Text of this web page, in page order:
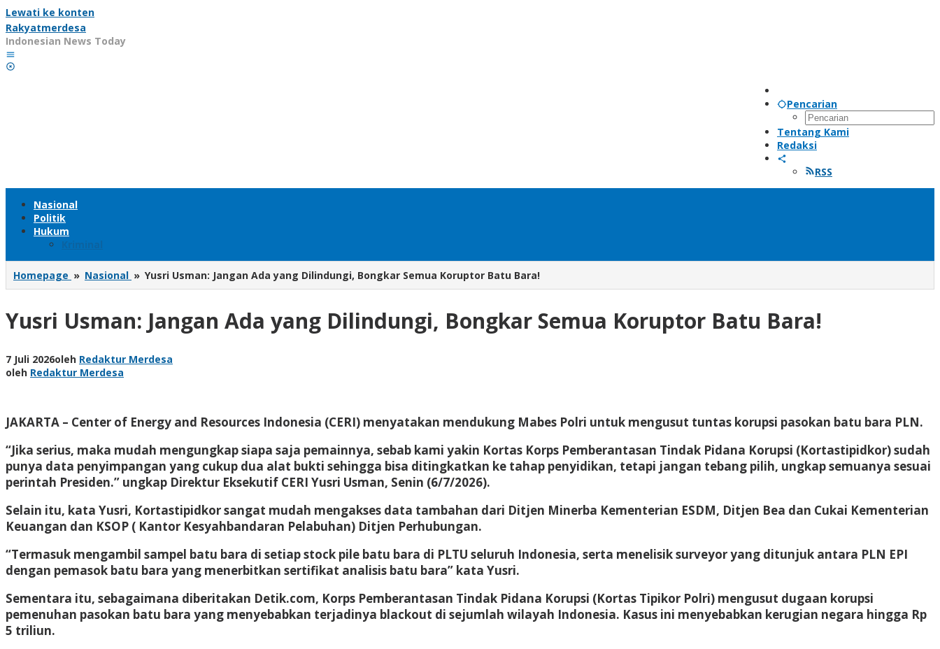
Lewati ke konten
Rakyatmerdesa
Indonesian News Today
Pencarian
Tentang Kami
Redaksi
RSS
Nasional
Politik
Hukum
Kriminal
Homepage » Nasional » Yusri Usman: Jangan Ada yang Dilindungi, Bongkar Semua Koruptor Batu Bara!
Yusri Usman: Jangan Ada yang Dilindungi, Bongkar Semua Koruptor Batu Bara!
7 Juli 2026oleh Redaktur Merdesa
oleh Redaktur Merdesa
JAKARTA – Center of Energy and Resources Indonesia (CERI) menyatakan mendukung Mabes Polri untuk mengusut tuntas korupsi pasokan batu bara PLN.
“Jika serius, maka mudah mengungkap siapa saja pemainnya, sebab kami yakin Kortas Korps Pemberantasan Tindak Pidana Korupsi (Kortastipidkor) sudah
punya data penyimpangan yang cukup dua alat bukti sehingga bisa ditingkatkan ke tahap penyidikan, tetapi jangan tebang pilih, ungkap semuanya sesuai
perintah Presiden.” ungkap Direktur Eksekutif CERI Yusri Usman, Senin (6/7/2026).
Selain itu, kata Yusri, Kortastipidkor sangat mudah mengakses data tambahan dari Ditjen Minerba Kementerian ESDM, Ditjen Bea dan Cukai Kementerian
Keuangan dan KSOP ( Kantor Kesyahbandaran Pelabuhan) Ditjen Perhubungan.
“Termasuk mengambil sampel batu bara di setiap stock pile batu bara di PLTU seluruh Indonesia, serta menelisik surveyor yang ditunjuk antara PLN EPI
dengan pemasok batu bara yang menerbitkan sertifikat analisis batu bara” kata Yusri.
Sementara itu, sebagaimana diberitakan Detik.com, Korps Pemberantasan Tindak Pidana Korupsi (Kortas Tipikor Polri) mengusut dugaan korupsi
pemenuhan pasokan batu bara yang menyebabkan terjadinya blackout di sejumlah wilayah Indonesia. Kasus ini menyebabkan kerugian negara hingga Rp
5 triliun.